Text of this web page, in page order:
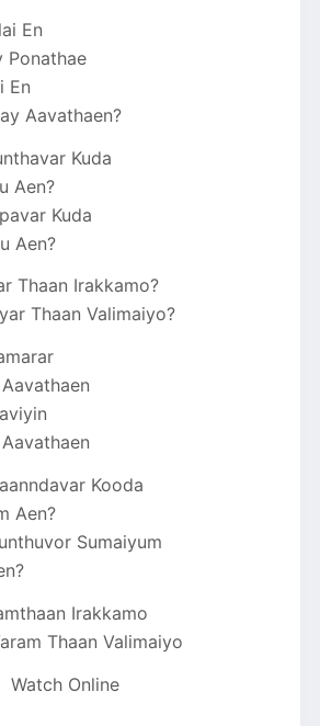
En
Ponathae
En
Aavathaen?
Kuda
Aen?
Kuda
Aen?
Thaan Irakkamo?
Thaan Valimaiyo?
Kooda
Aen?
Sumaiyum
Irakkamo
Thaan Valimaiyo
Watch Online